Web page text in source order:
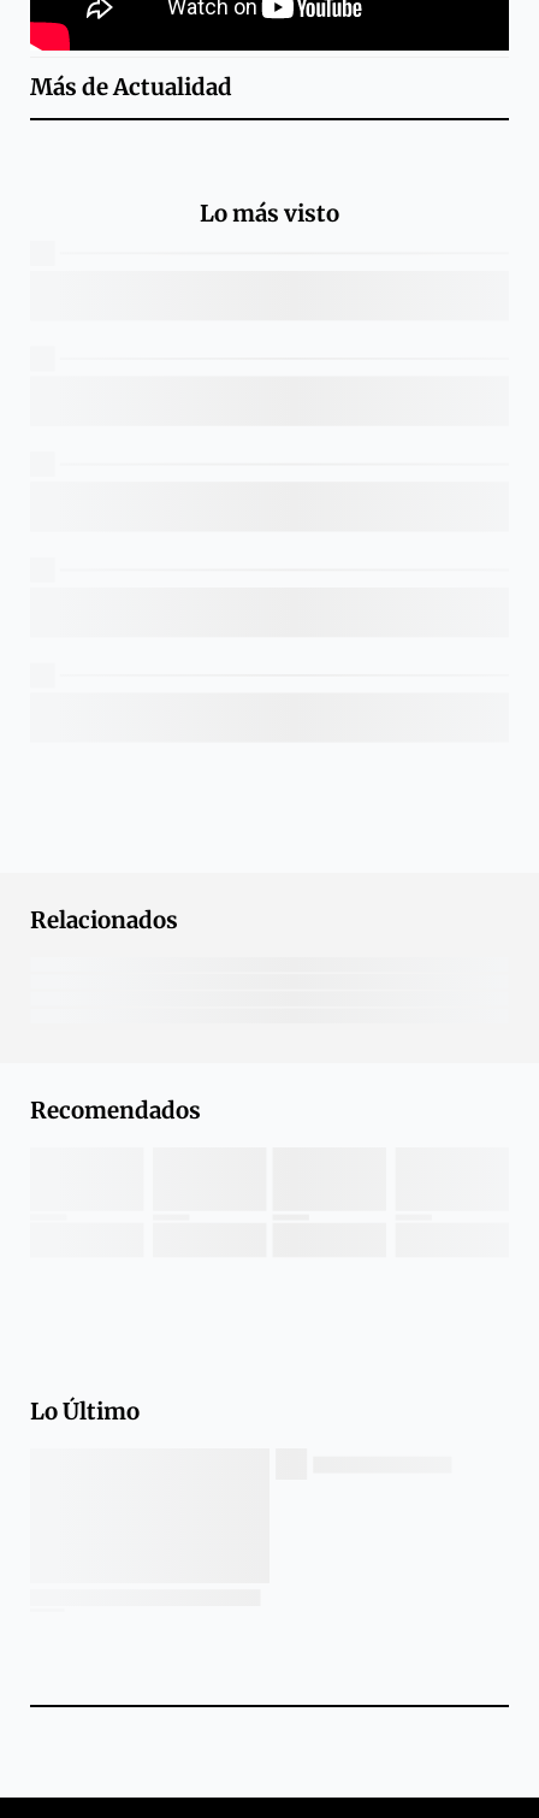
Más deActualidad
Lo más visto
Relacionados
Recomendados
Lo Último